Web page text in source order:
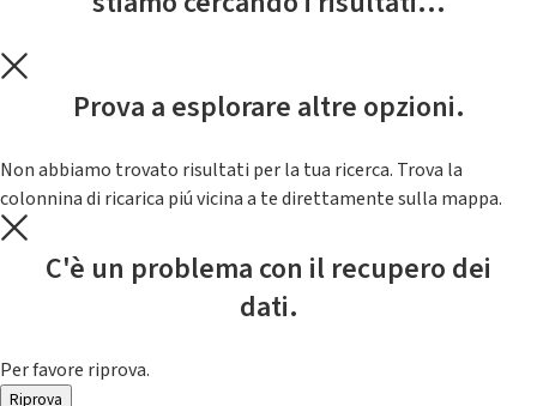
Prova a esplorare altre opzioni.
Non abbiamo trovato risultati per la tua ricerca. Trova la
colonnina di ricarica piú vicina a te direttamente sulla mappa.
C'è un problema con il recupero dei
dati.
Per favore riprova.
Riprova